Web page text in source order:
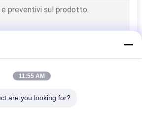
elettrico
11:55 AM
are you looking for?